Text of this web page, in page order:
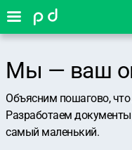
Мы — ваш
Объясним пошагово,
Разработаем
самый маленький.